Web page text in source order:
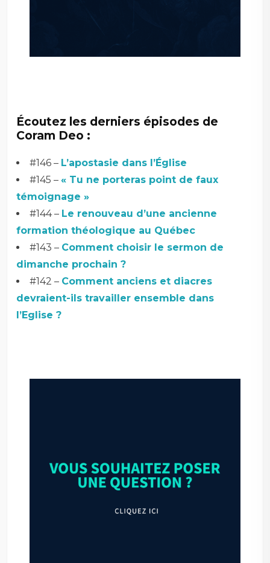
Écoutez les derniers épisodes de
Coram Deo :
#146 – L’apostasie dans l’Église
#145 –« Tu ne porteras point de faux
témoignage »
#144 – Le renouveau d’une ancienne
formation théologique au Québec
#143 – Comment choisir le sermon de
dimanche prochain ?
#142 – Comment anciens et diacres
devraient-ils travailler ensemble dans
l’Eglise ?